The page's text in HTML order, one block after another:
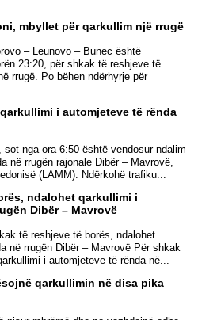
mbyllet për qarkullim një rrugë
– Leunovo – Bunec është
23:20, për shkak të reshjeve të
rrugë. Po bëhen ndërhyrje për
i automjeteve të rënda
nga ora 6:50 është vendosur ndalim
në rrugën rajonale Dibër – Mavrovë,
(LAMM). Ndërkohë trafiku...
ndalohet qarkullimi i
Dibër – Mavrovë
të reshjeve të borës, ndalohet
në rrugën Dibër – Mavrovë Për shkak
i automjeteve të rënda në...
qarkullimin në disa pika